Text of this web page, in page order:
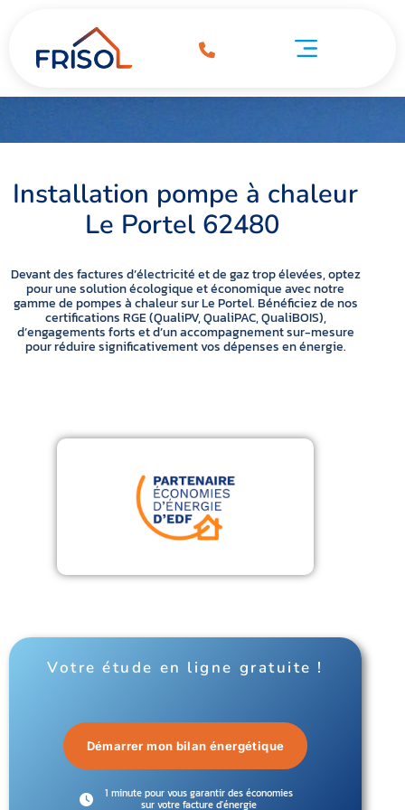
Installation pompe à chaleur
Le Portel 62480
Devant des factures d’électricité et de gaz trop élevées, optez
pour une solution écologique et économique avec notre
gamme de pompes à chaleur sur Le Portel. Bénéficiez de nos
certifications RGE (QualiPV, QualiPAC, QualiBOIS),
d’engagements forts et d’un accompagnement sur-mesure
pour réduire significativement vos dépenses en énergie.
Votre étude en ligne gratuite !
Démarrer mon bilan énergétique
1 minute pour vous garantir des économies
sur votre facture d'énergie